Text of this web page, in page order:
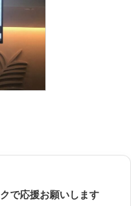
で応援お願いします